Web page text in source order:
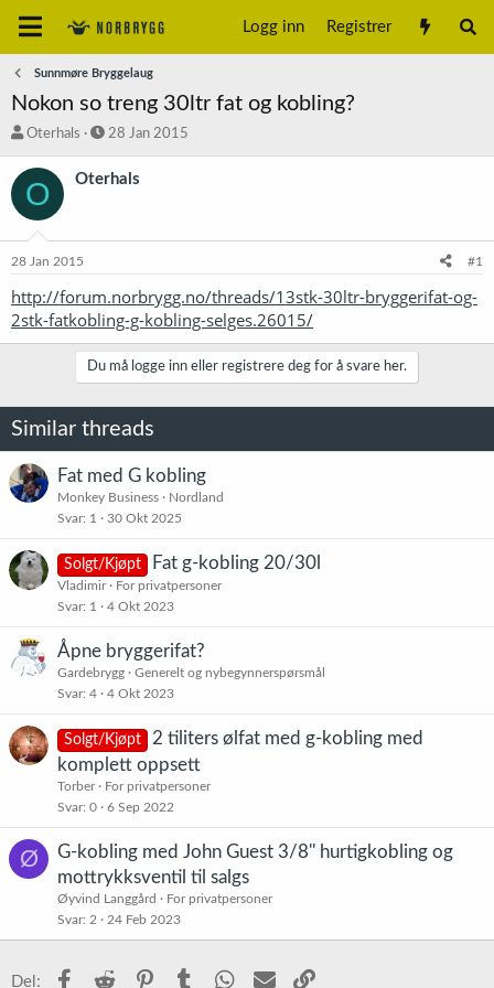
Logg inn Registrer
Sunnmøre Bryggelaug
Nokon so treng 30ltr fat og kobling?
T
å
d
t
r
Oterhals
S
a
o
28 Jan 2015
O Oterhals
28 Jan 2015 #1
http://forum.norbrygg.no/threads/13stk-30ltr-bryggerifat-og-
2stk-fatkobling-g-kobling-selges.26015/
Du må logge inn eller registrere deg for å svare her.
Similar threads
Fat med G kobling
Monkey Business
Nordland
Svar 1 30 Okt 2025
Solgt/Kjøpt Fat g-kobling 20/30l
Vladimir
For privatpersoner
Svar 1 4 Okt 2023
Åpne bryggerifat?
Gardebrygg
Generelt og nybegynnerspørsmål
Svar 4 4 Okt 2023
Solgt/Kjøpt
2 tiliters ølfat med g-kobling med
komplett oppsett
Torber
For privatpersoner
Svar 0 6 Sep 2022
Ø
G-kobling med John Guest 3/8'' hurtigkobling og
mottrykksventil til salgs
Øyvind Langgård
For privatpersoner
Svar 2 24 Feb 2023
Del: Facebook
Reddit PinterestTumblr WhatsApp
E-post